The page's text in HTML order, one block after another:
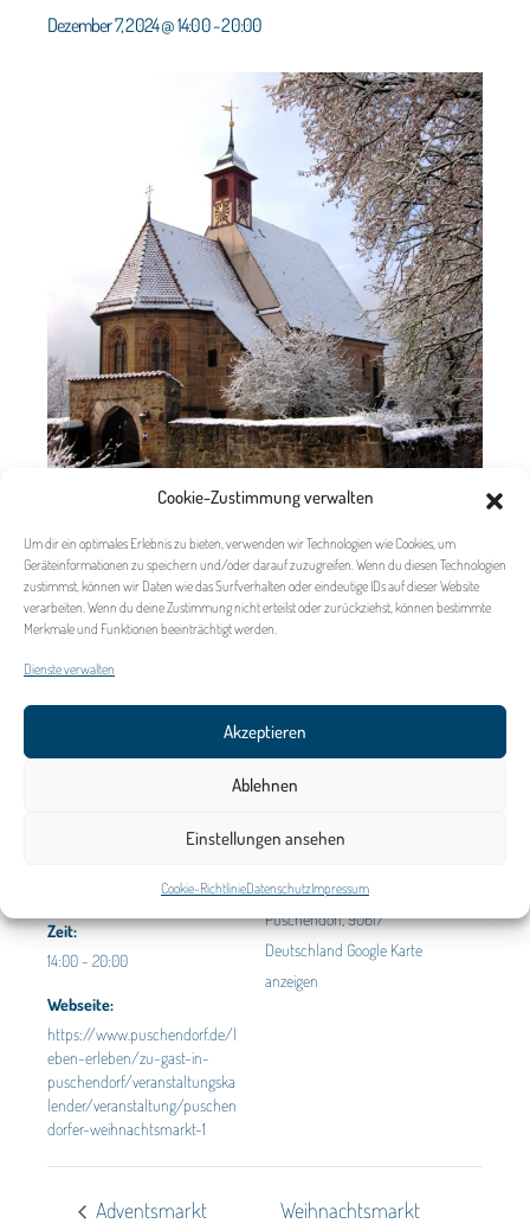
Cookie-Zustimmung verwalten
Um dir ein optimales Erlebnis zu bieten, verwenden wir Technologien wie Cookies, um
Geräteinformationen zu speichern und/oder darauf zuzugreifen. Wenn du diesen Technologien
zustimmst, können wir Daten wie das Surfverhalten oder eindeutige IDs auf dieser Website
verarbeiten. Wenn du deine Zustimmung nicht erteilst oder zurückziehst, können bestimmte
Merkmale und Funktionen beeinträchtigt werden.
Dienste verwalten
Akzeptieren
Ablehnen
Einstellungen ansehen
Cookie-RichtlinieDatenschutzImpressum
Dezember 7, 2024 @ 14:00-20:00
Zeit:
14:00 - 20:00
Webseite:
https://www.puschendorf.de/l
eben-erleben/zu-gast-in-
puschendorf/veranstaltungska
lender/veranstaltung/puschen
dorfer-weihnachtsmarkt-1
Dorfplatz
Puschendorf,90617
Deutschland Google Karte
anzeigen
Adventsmarkt
Weihnachtsmarkt